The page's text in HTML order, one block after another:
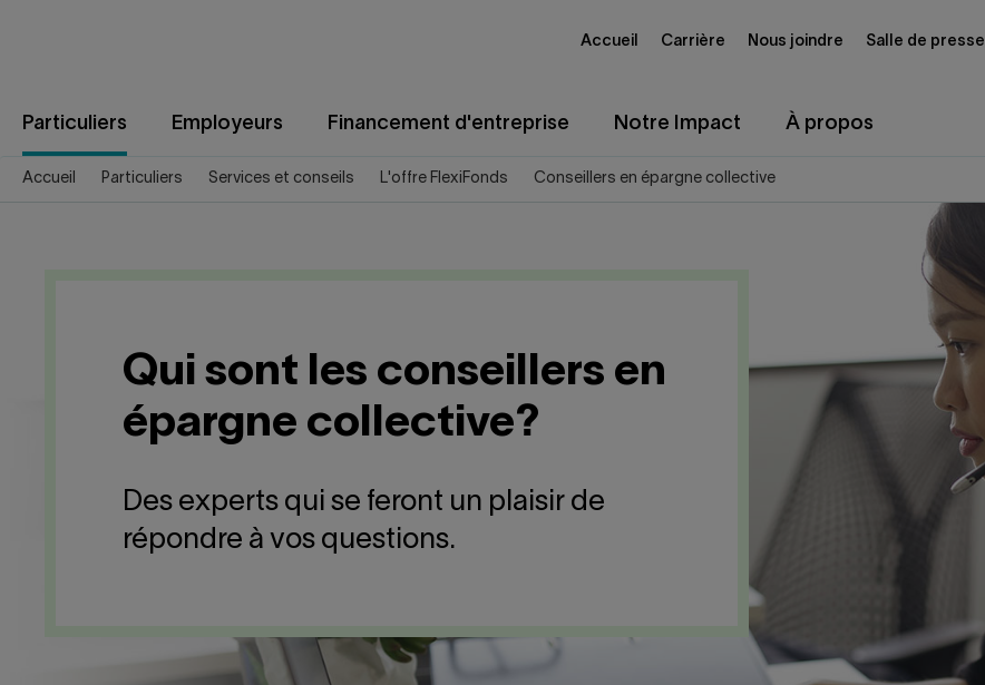
Particuliers Employeurs Financement d'entreprise Notre Impact À propos
Accueil Carrière Nous joindre Salle de presse
Accueil Particuliers Services et conseils L'offre FlexiFonds Conseillers en épargne collective
Qui sont les conseillers en
épargne collective?
Des experts qui se feront un plaisir de
répondre à vos questions.